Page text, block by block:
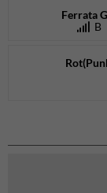
Ferrata
B